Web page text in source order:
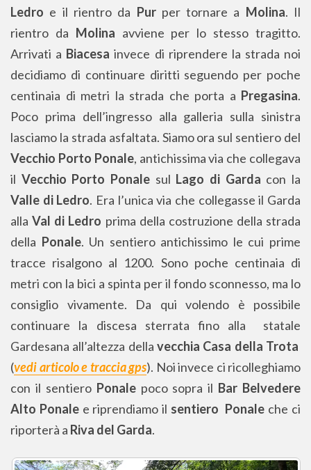
Ledro e il rientro da Purper tornare a Molina. Il
rientro da Molina avviene per lo stesso tragitto.
Arrivati a Biacesa invece di riprendere la strada noi
decidiamo di continuare diritti seguendo per poche
centinaia di metri la strada che porta a Pregasina.
Poco prima dell’ingresso alla galleria sulla sinistra
lasciamo la strada asfaltata. Siamo ora sul sentiero del
Vecchio Porto Ponale, antichissima via che collegava
il Vecchio Porto Ponale sul Lago di Garda con la
Valle di Ledro. Era l’unica via che collegasse il Garda
allaVal di Ledro prima della costruzione della strada
della Ponale. Un sentiero antichissimo le cui prime
tracce risalgono al 1200. Sono poche centinaia di
metri con la bici a spinta per il fondo sconnesso, ma lo
consiglio vivamente. Da qui volendo è possibile
continuare la discesa sterrata fino alla statale
Gardesana all’altezza della vecchia Casa della Trota
(vedi articolo e traccia gps). Noi invece ci ricolleghiamo
con il sentiero Ponalepoco sopra il Bar Belvedere
Alto Ponalee riprendiamo il sentiero Ponale che ci
riporterà a Riva del Garda.